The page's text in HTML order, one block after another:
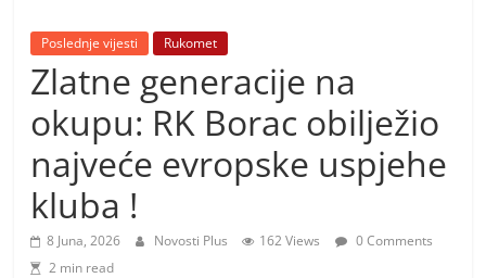
t
l
p
o
i
t
Poslednje vijesti Rukomet
Zlatne generacije na
okupu: RK Borac obilježio
najveće evropske uspjehe
kluba !
8 Juna, 2026 Novosti Plus 162 Views
0 Comments
2 min read